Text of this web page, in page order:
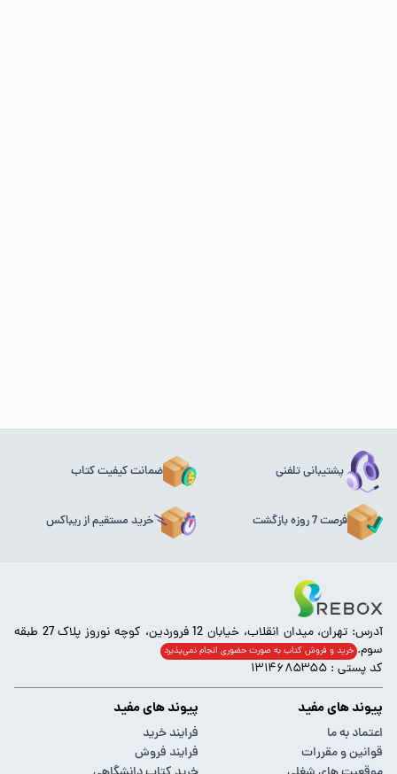
پشتیبانی تلفنی ضمانت کیفیت کتاب
فرصت 7 روزه بازگشت خرید مستقیم از ریباکس
آدرس: تهران، میدان انقلاب، خیابان 12 فروردین، کوچه نوروز پلاک 27 طبقه
سوم. خرید و فروش کتاب به صورت حضوری انجام‌ نمی‌پذیرد
کد پستی : ۱۳۱۴۶۸۵۳۵۵
پیوند های مفید
اعتماد به ما
قوانین و مقررات
پیوند های مفید
فرایند خرید
فرایند فروش